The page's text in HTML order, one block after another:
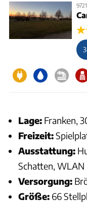
Lage: Franken,
Freizeit:
Ausstattung:
Schatten, WLAN
Versorgung:
Größe: 66